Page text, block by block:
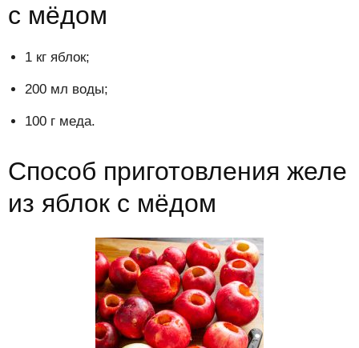
с мёдом
1 кг яблок;
200 мл воды;
100 г меда.
Способ приготовления желе
из яблок с мёдом